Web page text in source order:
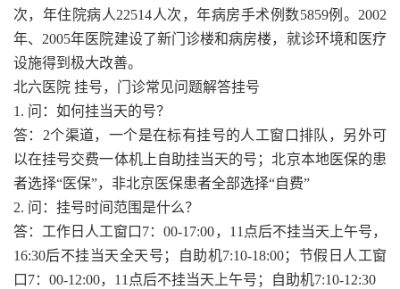
次，年住院病人22514人次，年病房手术例数5859例。2002
年、2005年医院建设了新门诊楼和病房楼，就诊环境和医疗
设施得到极大改善。
北六医院 挂号，门诊常见问题解答挂号
1. 问：如何挂当天的号？
答：2个渠道，一个是在标有挂号的人工窗口排队，另外可
以在挂号交费一体机上自助挂当天的号；北京本地医保的患
者选择“医保”，非北京医保患者全部选择“自费”
2. 问：挂号时间范围是什么？
答：工作日人工窗口7：00-17:00，11点后不挂当天上午号，
16:30后不挂当天全天号；自助机7:10-18:00；节假日人工窗
口7：00-12:00，11点后不挂当天上午号；自助机7:10-12:30